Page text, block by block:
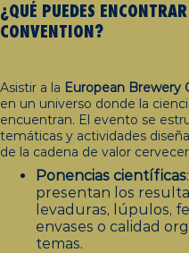
¿QUÉ PUEDES
CONVENTION ?
Asistir a la European Brewery
en un universo donde la
encuentran. El evento se
temáticas y actividades
de la cadena de valor
Ponencias científicas
presentan los
levaduras, lúpulos,
envases o calidad
temas.